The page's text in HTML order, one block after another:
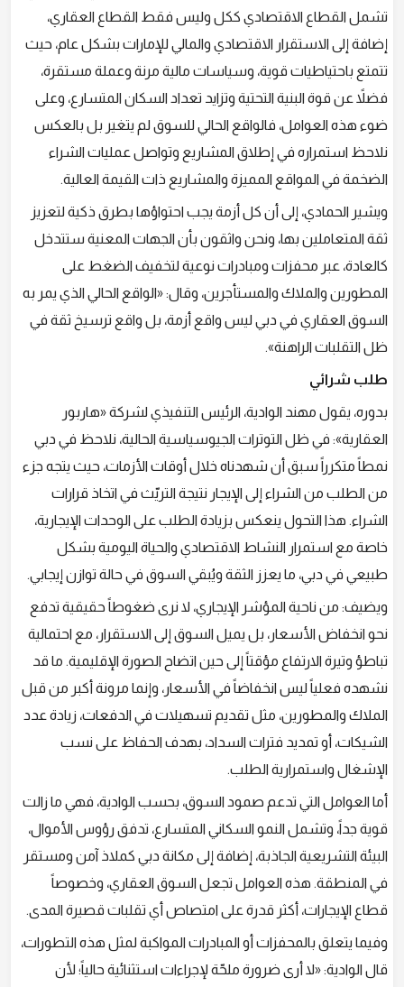
تشمل القطاع الاقتصادي ككل وليس فقط القطاع العقاري،
إضافة إلى الاستقرار الاقتصادي والمالي للإمارات بشكل عام، حيث
تتمتع باحتياطيات قوية، وسياسات مالية مرنة وعملة مستقرة،
فضلاً عن قوة البنية التحتية وتزايد تعداد السكان المتسارع، وعلى
ضوء هذه العوامل، فالواقع الحالي للسوق لم يتغير بل بالعكس
نلاحظ استمراره في إطلاق المشاريع وتواصل عمليات الشراء
الضخمة في المواقع المميزة والمشاريع ذات القيمة العالية.
ويشير الحمادي، إلى أن كل أزمة يجب احتواؤها بطرق ذكية لتعزيز
ثقة المتعاملين بها، ونحن واثقون بأن الجهات المعنية ستتدخل
كالعادة، عبر محفزات ومبادرات نوعية لتخفيف الضغط على
المطورين والملاك والمستأجرين، وقال: «الواقع الحالي الذي يمر به
السوق العقاري في دبي ليس واقع أزمة، بل واقع ترسيخ ثقة في
ظل التقلبات الراهنة».
طلب شرائي
بدوره، يقول مهند الوادية، الرئيس التنفيذي لشركة «هاربور
العقارية»: في ظل التوترات الجيوسياسية الحالية، نلاحظ في دبي
نمطاً متكرراً سبق أن شهدناه خلال أوقات الأزمات، حيث يتجه جزء
من الطلب من الشراء إلى الإيجار نتيجة التريّث في اتخاذ قرارات
الشراء. هذا التحول ينعكس بزيادة الطلب على الوحدات الإيجارية،
خاصة مع استمرار النشاط الاقتصادي والحياة اليومية بشكل
طبيعي في دبي، ما يعزز الثقة ويُبقي السوق في حالة توازن إيجابي.
ويضيف: من ناحية المؤشر الإيجاري، لا نرى ضغوطاً حقيقية تدفع
نحو انخفاض الأسعار، بل يميل السوق إلى الاستقرار، مع احتمالية
تباطؤ وتيرة الارتفاع مؤقتاً إلى حين اتضاح الصورة الإقليمية. ما قد
نشهده فعلياً ليس انخفاضاً في الأسعار، وإنما مرونة أكبر من قبل
الملاك والمطورين، مثل تقديم تسهيلات في الدفعات، زيادة عدد
الشيكات، أو تمديد فترات السداد، بهدف الحفاظ على نسب
الإشغال واستمرارية الطلب.
أما العوامل التي تدعم صمود السوق، بحسب الوادية، فهي ما زالت
قوية جداً، وتشمل النمو السكاني المتسارع، تدفق رؤوس الأموال،
البيئة التشريعية الجاذبة، إضافة إلى مكانة دبي كملاذ آمن ومستقر
في المنطقة. هذه العوامل تجعل السوق العقاري، وخصوصاً
قطاع الإيجارات، أكثر قدرة على امتصاص أي تقلبات قصيرة المدى.
وفيما يتعلق بالمحفزات أو المبادرات المواكبة لمثل هذه التطورات،
قال الوادية: «لا أرى ضرورة ملحّة لإجراءات استثنائية حالياً؛ لأن